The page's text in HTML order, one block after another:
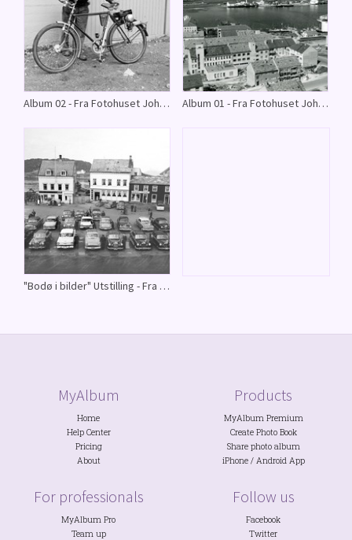
Album 02 - Fra Fotohuset Johnsons arkiv. Album 01 - Fra Fotohuset Johnsons arkiv.
"Bodø i bilder" Utstilling - Fra utstillingen "Bodø i bilder" 2016
MyAlbum
Home
Help Center
Pricing
About
Products
MyAlbum Premium
Create Photo Book
Share photo album
iPhone/ AndroidApp
For professionals
MyAlbum Pro
Team up
Follow us
Facebook
Twitter